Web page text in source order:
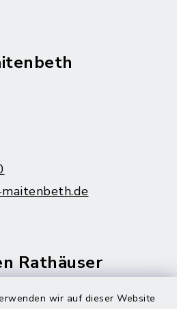
wir auf dieser Website
Rathäuser